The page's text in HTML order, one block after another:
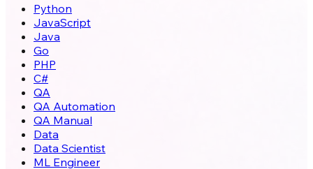
Python
JavaScript
Java
Go
PHP
C#
QA
QA Automation
QA Manual
Data
Data Scientist
ML Engineer